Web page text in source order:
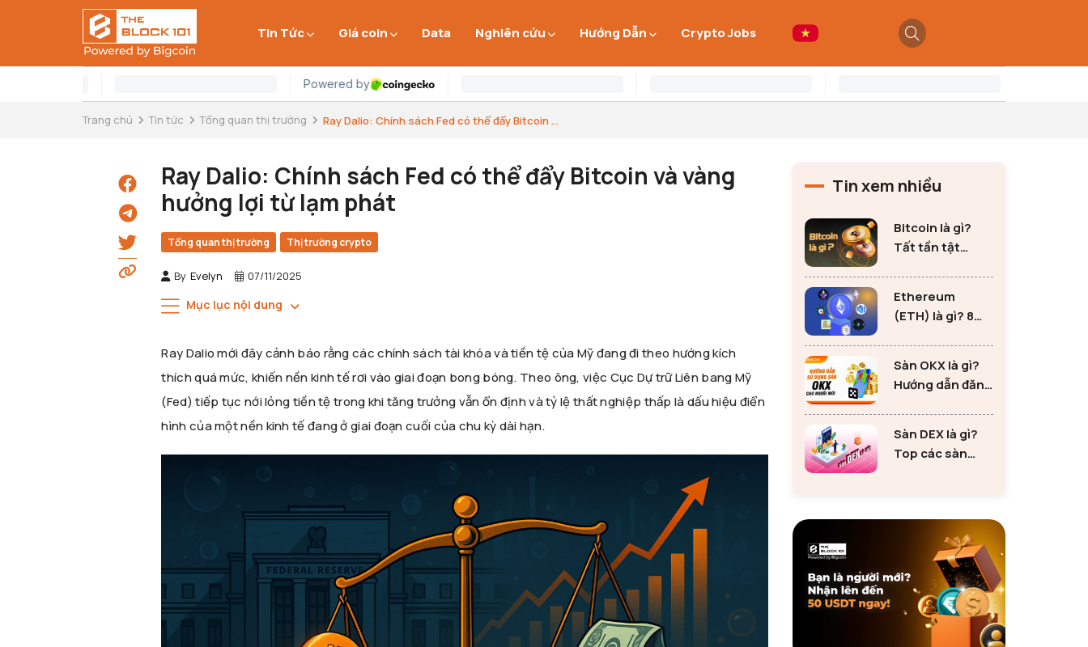
Tin Tức Giá coin Data Nghiên cứu Hướng Dẫn Crypto Jobs
Trang chủ Tin tức Tổng quan thị trường Ray Dalio: Chính sách Fed có thể đẩy Bitcoin ...
Ray Dalio: Chính sách Fed có thể đẩy Bitcoin và vàng
hưởng lợi từ lạm phát
Tổng quan thị trường Thị trường crypto
By Evelyn 07/11/2025
Mục lục nội dung
Ray Dalio mới đây cảnh báo rằng các chính sách tài khóa và tiền tệ của Mỹ đang đi theo hướng kích
thích quá mức, khiến nền kinh tế rơi vào giai đoạn bong bóng. Theo ông, việc Cục Dự trữ Liên bang Mỹ
(Fed) tiếp tục nới lỏng tiền tệ trong khi tăng trưởng vẫn ổn định và tỷ lệ thất nghiệp thấp là dấu hiệu điển
hình của một nền kinh tế đang ở giai đoạn cuối của chu kỳ dài hạn.
Tin xem nhiều
Bitcoin là gì?
Tất tần tật
Bitcoin
Ethereum
(ETH) là gì? 8
tư Ethereum
Sàn OKX là gì?
Hướng dẫn đăng
mới
Sàn DEX là gì?
Top các sàn